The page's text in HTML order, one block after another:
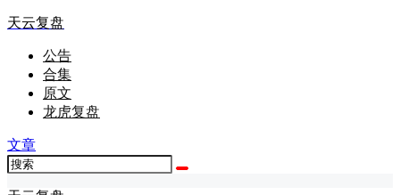
天云复盘
公告
合集
原文
龙虎复盘
文章